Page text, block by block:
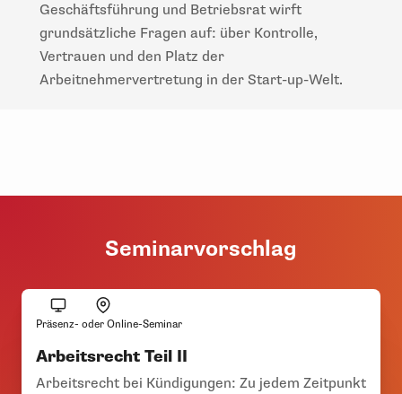
Geschäftsführung und Betriebsrat wirft
grundsätzliche Fragen auf: über Kontrolle,
Vertrauen und den Platz der
Arbeitnehmervertretung in der Start-up-Welt.
Seminarvorschlag
Präsenz- oder Online-Seminar
Arbeitsrecht Teil II
Arbeitsrecht bei Kündigungen: Zu jedem Zeitpunkt